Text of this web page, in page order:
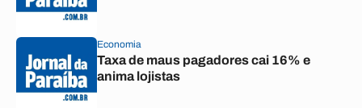
Economia
Taxa de maus pagadores cai 16% e
anima lojistas